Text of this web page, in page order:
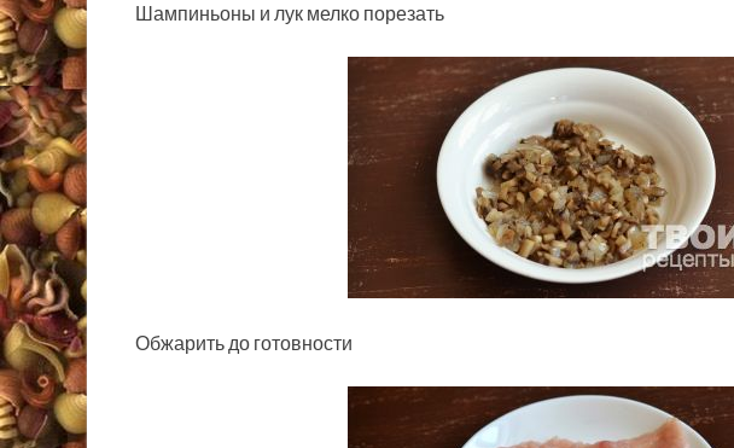
Шампиньоны и лук мелко порезать
Обжарить до готовности